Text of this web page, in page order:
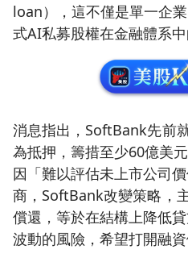
loan），這不僅是單一企
式AI私募股權在金融體系中
消息指出，SoftBank先前
為抵押，籌措至少60億美
因「難以評估未上市公司
商，SoftBank改變策略，
償還，等於在結構上降低
波動的風險，希望打開融資